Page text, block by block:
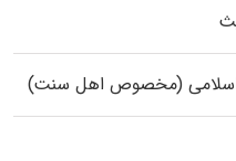
اسلامی (مخصوص اهل سنت)